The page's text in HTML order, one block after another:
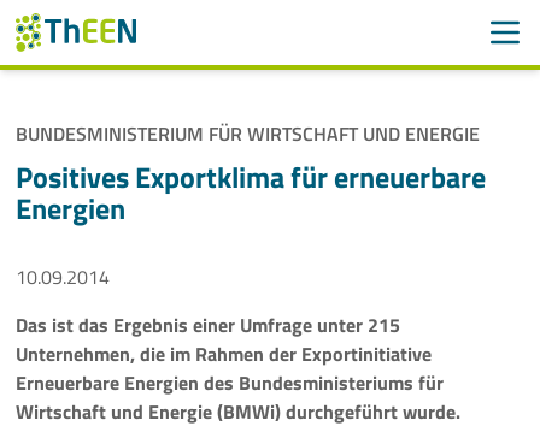
ThEEN
Services
Mitglieder
Aktivitäten
Veranstaltungen
BUNDESMINISTERIUM FÜR WIRTSCHAFT UND ENERGIE
Positives Exportklima für erneuerbare
Energien
10.09.2014
Das ist das Ergebnis einer Umfrage unter 215
Unternehmen, die im Rahmen der Exportinitiative
Erneuerbare Energien des Bundesministeriums für
Wirtschaft und Energie (BMWi) durchgeführt wurde.